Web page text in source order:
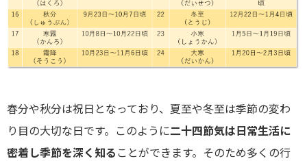
春分や秋分は祝日となっており、夏至や冬至は季節の変わ
り目の大切な日です。このように二十四節気は日常生活に
密着し季節を深く知る ことができます。そのため多くの行